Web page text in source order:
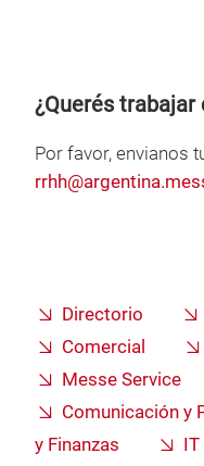
¿Querés trabajar
Por favor, envianos
Directorio
Comercial
Messe Service
Comunicación y
y Finanzas